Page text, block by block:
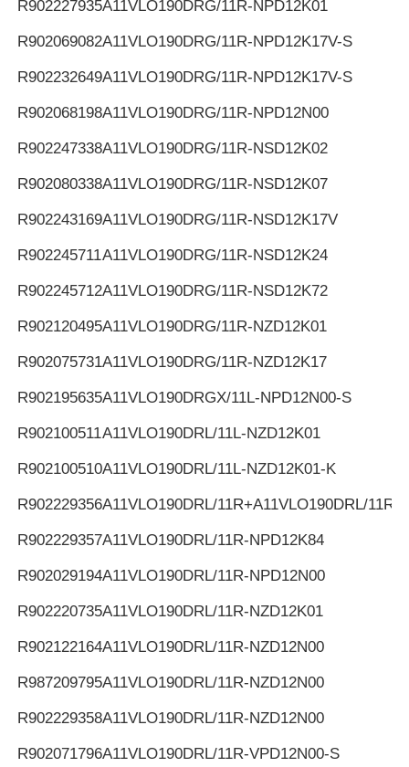
R902227935A11VLO190DRG/11R-NPD12K01
R902069082A11VLO190DRG/11R-NPD12K17V-S
R902232649A11VLO190DRG/11R-NPD12K17V-S
R902068198A11VLO190DRG/11R-NPD12N00
R902247338A11VLO190DRG/11R-NSD12K02
R902080338A11VLO190DRG/11R-NSD12K07
R902243169A11VLO190DRG/11R-NSD12K17V
R902245711A11VLO190DRG/11R-NSD12K24
R902245712A11VLO190DRG/11R-NSD12K72
R902120495A11VLO190DRG/11R-NZD12K01
R902075731A11VLO190DRG/11R-NZD12K17
R902195635A11VLO190DRGX/11L-NPD12N00-S
R902100511A11VLO190DRL/11L-NZD12K01
R902100510A11VLO190DRL/11L-NZD12K01-K
R902229356A11VLO190DRL/11R+A11VLO190DRL/11R
R902229357A11VLO190DRL/11R-NPD12K84
R902029194A11VLO190DRL/11R-NPD12N00
R902220735A11VLO190DRL/11R-NZD12K01
R902122164A11VLO190DRL/11R-NZD12N00
R987209795A11VLO190DRL/11R-NZD12N00
R902229358A11VLO190DRL/11R-NZD12N00
R902071796A11VLO190DRL/11R-VPD12N00-S